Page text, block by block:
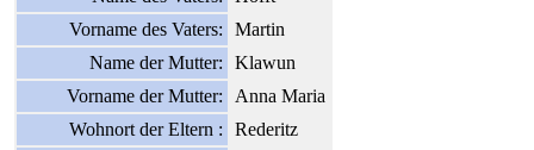
Vorname des Vaters:
Martin
Name der Mutter:
Klawun
Vorname der Mutter:
Anna Maria
Wohnort der Eltern :
Rederitz